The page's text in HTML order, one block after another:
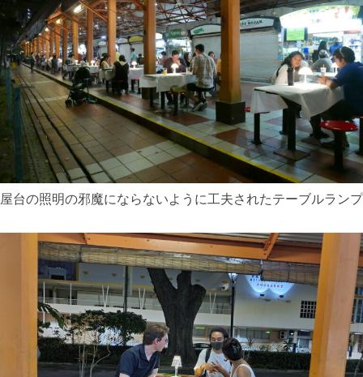
屋台の照明の邪魔にならないように工夫されたテーブルランプ